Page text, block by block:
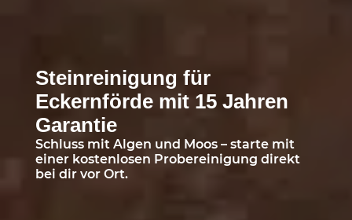
Steinreinigung für
Eckernförde mit 15 Jahren
Garantie
Schluss mit Algen und Moos – starte mit
einer kostenlosen Probereinigung direkt
bei dir vor Ort.